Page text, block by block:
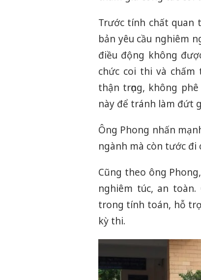
Trước tính chất quan
bản yêu cầu nghiêm
điều động không
chức coi thi và chấm
thận trọng, không
này để tránh làm đứt
Ông Phong nhấn
ngành mà còn tước đi
Cũng theo ông
nghiêm túc, an
trong tính toán, hỗ
kỳ thi.